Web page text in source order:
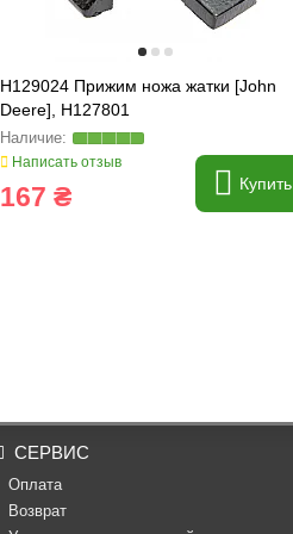
H129024 Прижим ножа жатки [John
Deere], H127801
Написать отзыв
167 ₴ Купить
СЕРВИС
Оплата
Возврат